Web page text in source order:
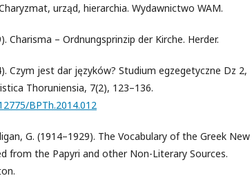
urząd, hierarchia. Wydawnictwo WAM.
Charisma – Ordnungsprinzip der Kirche. Herder.
Czym jest dar języków? Studium egzegetyczne Dz 2,
Thoruniensia, 7(2), 123–136.
BPTh.2014.012
G. (1914–1929). The Vocabulary of the Greek New
from the Papyri and other Non-Literary Sources.